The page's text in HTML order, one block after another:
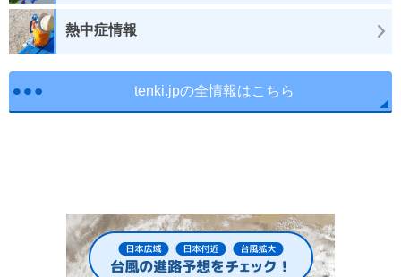
熱中症情報
tenki.jpの全情報はこちら